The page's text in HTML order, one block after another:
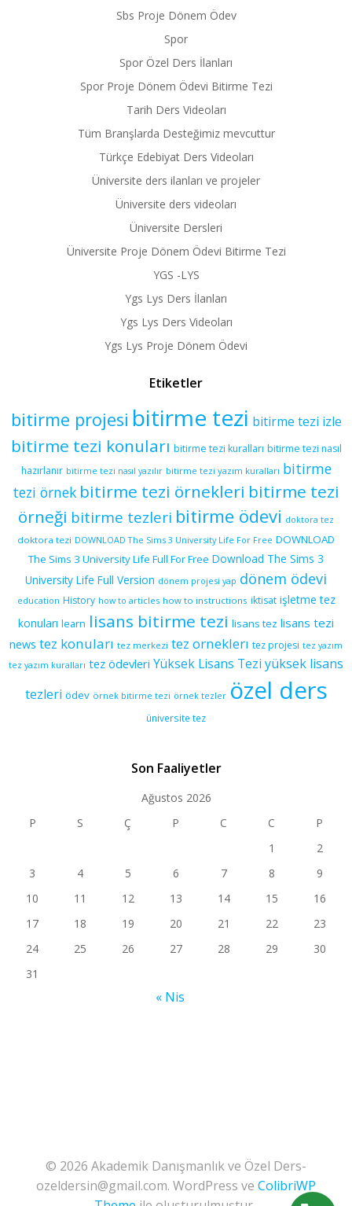
Sbs Proje Dönem Ödev
Spor
Spor Özel Ders İlanları
Spor Proje Dönem Ödevi Bitirme Tezi
Tarih Ders Videoları
Tüm Branşlarda Desteğimiz mevcuttur
Türkçe Edebiyat Ders Videoları
Üniversite ders ilanları ve projeler
Üniversite ders videoları
Üniversite Dersleri
Üniversite Proje Dönem Ödevi Bitirme Tezi
YGS -LYS
Ygs Lys Ders İlanları
Ygs Lys Ders Videoları
Ygs Lys Proje Dönem Ödevi
Etiketler
bitirme projesi bitirme tezi bitirme tezi izle
bitirme tezi konuları bitirme tezi kuralları bitirme tezi nasıl
hazırlanır bitirme tezi nasıl yazılır bitirme tezi yazım kuralları bitirme
tezi örnek bitirme tezi örnekleri bitirme tezi
örneği bitirme tezleri bitirme ödevi doktora tez
doktora tezi DOWNLOAD The Sims 3 University Life For Free DOWNLOAD
The Sims 3 University Life Full For Free Download The Sims 3
University Life Full Version dönem projesi yap dönem ödevi
education History how to articles how to instructions iktisat işletme tez
konuları learn lisans bitirme tezi lisans tez lisans tezi
news tez konuları tez merkezi tez orneklerı tez projesi tez yazım
tez yazım kuralları tez ödevleri Yüksek Lisans Tezi yüksek lisans
tezleri ödev örnek bitirme tezi örnek tezler özel ders
üniversite tez
Son Faaliyetler
Ağustos 2026
P
S Ç P C C
P
1
2
3
4 5 6 7 8
9
10
11 12 13 14 15
16
17
18 19 20 21 22
23
24
25 26 27 28 29
30
31
« Nis
© 2026 Akademik Danışmanlık ve Özel Ders-
ozeldersin@gmail.com. WordPress ve ColibriWP